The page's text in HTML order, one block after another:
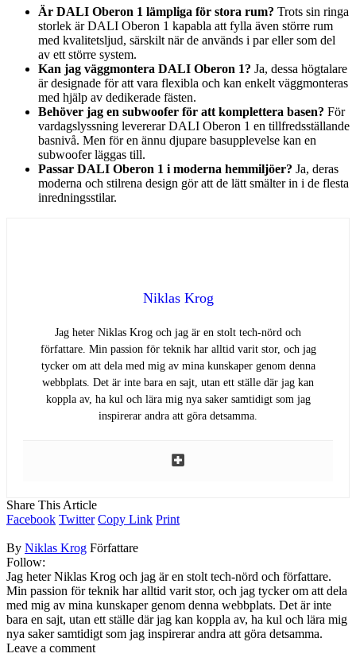
Är DALI Oberon 1 lämpliga för stora rum? Trots sin ringa
storlek är DALI Oberon 1 kapabla att fylla även större rum
med kvalitetsljud, särskilt när de används i par eller som del
av ett större system.
Kan jag väggmontera DALI Oberon 1? Ja, dessa högtalare
är designade för att vara flexibla och kan enkelt väggmonteras
med hjälp av dedikerade fästen.
Behöver jag en subwoofer för att komplettera basen? För
vardagslyssning levererar DALI Oberon 1 en tillfredsställande
basnivå. Men för en ännu djupare basupplevelse kan en
subwoofer läggas till.
Passar DALI Oberon 1 i moderna hemmiljöer? Ja, deras
moderna och stilrena design gör att de lätt smälter in i de flesta
inredningsstilar.
Niklas Krog
Jag heter Niklas Krog och jag är en stolt tech-nörd och
författare. Min passion för teknik har alltid varit stor, och jag
tycker om att dela med mig av mina kunskaper genom denna
webbplats. Det är inte bara en sajt, utan ett ställe där jag kan
koppla av, ha kul och lära mig nya saker samtidigt som jag
inspirerar andra att göra detsamma.
Share This Article
Facebook Twitter Copy Link Print
By Niklas Krog Författare
Follow:
Jag heter Niklas Krog och jag är en stolt tech-nörd och författare.
Min passion för teknik har alltid varit stor, och jag tycker om att dela
med mig av mina kunskaper genom denna webbplats. Det är inte
bara en sajt, utan ett ställe där jag kan koppla av, ha kul och lära mig
nya saker samtidigt som jag inspirerar andra att göra detsamma.
Leave a comment